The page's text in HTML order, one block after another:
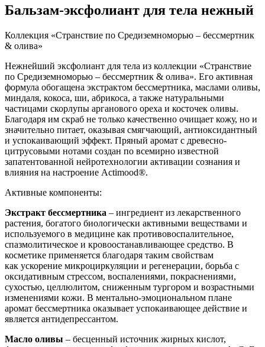
Бальзам-эксфолиант для тела нежный
Коллекция «Странствие по Средиземноморью – бессмертник
& олива»
Нежнейший эксфолиант для тела из коллекции «Странствие
по Средиземноморью – бессмертник & олива». Его активная
формула обогащена экстрактом бессмертника, маслами оливы,
миндаля, кокоса, ши, абрикоса, а также натуральными
частицами скорлупы арганового ореха и косточек оливы.
Благодаря им скраб не только качественно очищает кожу, но и
значительно питает, оказывая смягчающий, антиоксидантный
и успокаивающий эффект. Пряный аромат с древесно-
цитрусовыми нотами создан по всемирно известной
запатентованной нейротехнологии активации сознания и
влияния на настроение Actimood®.
Активные компоненты:
Экстракт бессмертника – ингредиент из лекарственного
растения, богатого биологически активными веществами и
используемого в медицине как противовоспалительное,
спазмолитическое и кровоостанавливающее средство. В
косметике применяется благодаря таким свойствам
как ускорение микроциркуляции и регенерации, борьба с
оксидативным стрессом, воспалениями, покраснениями,
сухостью, целлюлитом, сниженным тургором и возрастными
изменениями кожи. В ментально-эмоциональном плане
аромат бессмертника оказывает успокаивающее действие и
является антидепрессантом.
Масло оливы – бесценный источник жирных кислот,